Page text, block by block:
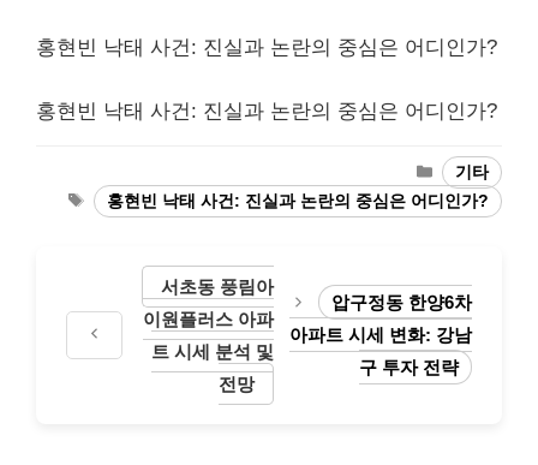
홍현빈 낙태 사건: 진실과 논란의 중심은 어디인가?
홍현빈 낙태 사건: 진실과 논란의 중심은 어디인가?
Categories
기타
Tags홍현빈 낙태 사건: 진실과 논란의 중심은 어디인가?
서초동 풍림아
이원플러스 아파
트 시세 분석 및
전망
압구정동 한양6차
아파트 시세 변화: 강남
구 투자 전략